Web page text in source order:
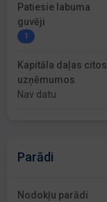
Patiesie labuma
guvēji
1
Kapitāla daļas citos
uzņēmumos
Nav datu
Parādi
Nodokļu parādi